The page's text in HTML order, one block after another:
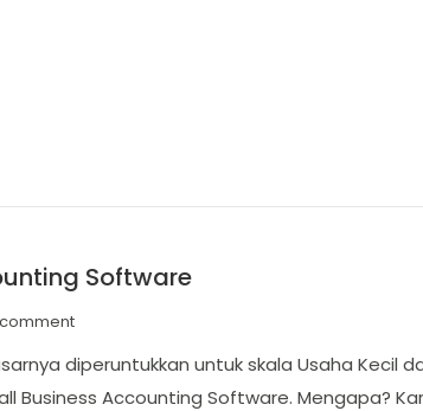
Software
diperuntukkan untuk skala Usaha Kecil
Business Accounting Software. Mengapa?